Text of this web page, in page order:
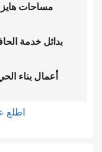
مساحات هايز
اطلع